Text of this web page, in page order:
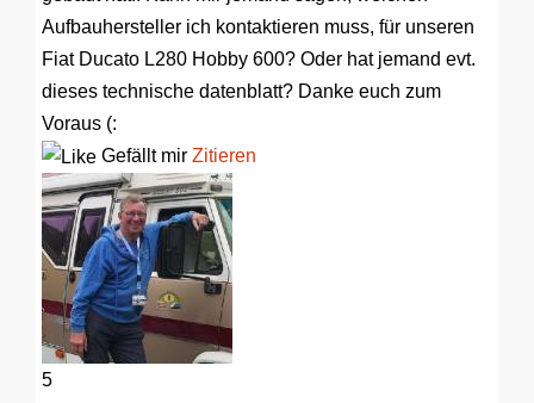
Aufbauhersteller ich kontaktieren muss, für unseren
Fiat Ducato L280 Hobby 600? Oder hat jemand evt.
dieses technische datenblatt? Danke euch zum
Voraus (:
Gefällt mir Zitieren
5